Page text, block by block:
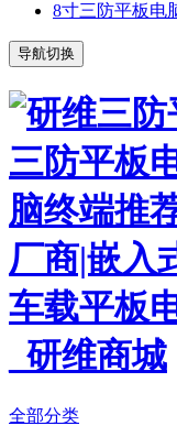
8寸三防平板电
导航切换
全部分类